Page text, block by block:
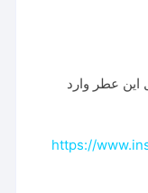
این عطر وارد
https://